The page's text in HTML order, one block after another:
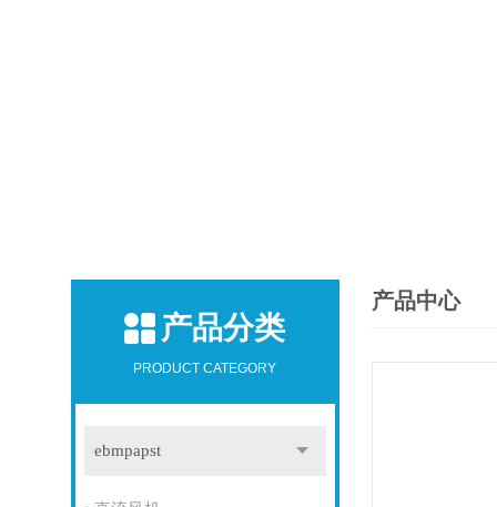
产品分类
PRODUCT CATEGORY
ebmpapst
产品中心